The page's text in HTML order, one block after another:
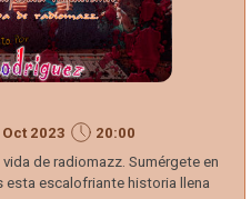
Oct 2023
20:00
de radiomazz. Sumérgete en
esta escalofriante historia llena